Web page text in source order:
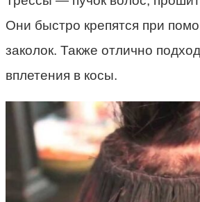
Они быстро крепятся при
заколок. Также отлично
вплетения в косы.